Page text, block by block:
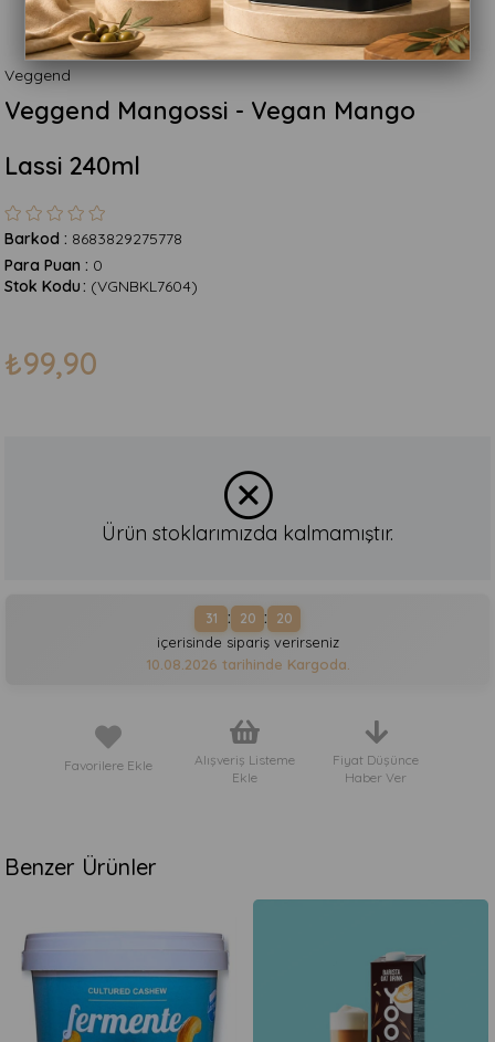
Veggend
Veggend Mangossi - Vegan Mango
Lassi 240ml
Barkod : 8683829275778
Para Puan : 0
(VGNBKL7604)
Stok Kodu
₺99,90
Ürün stoklarımızda kalmamıştır.
31 : 20 : 20
içerisinde sipariş verirseniz
10.08.2026 tarihinde Kargoda.
Favorilere Ekle
Alışveriş Listeme
Ekle
Fiyat Düşünce
Haber Ver
Benzer Ürünler